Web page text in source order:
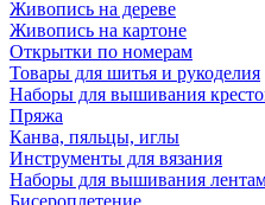
Живопись на дереве
Живопись на картоне
Открытки по номерам
Товары для шитья и рукоделия
Наборы для вышивания
Пряжа
Канва, пяльцы, иглы
Инструменты для вязания
Наборы для вышивания
Бисероплетение